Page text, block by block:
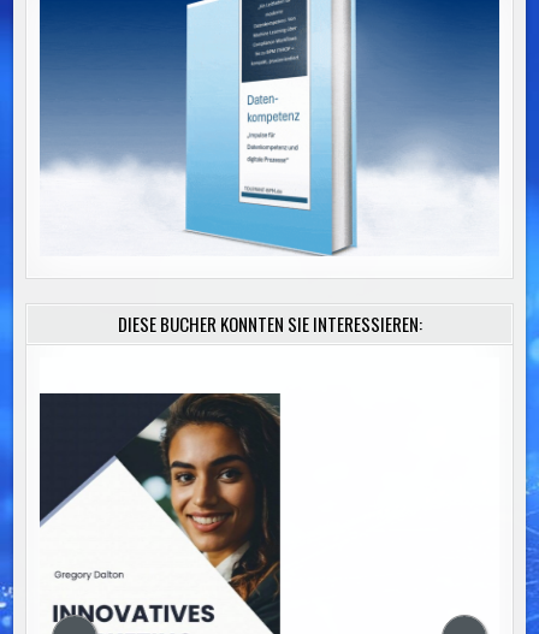
DIESE BÜCHER KÖNNTEN SIE INTERESSIEREN: